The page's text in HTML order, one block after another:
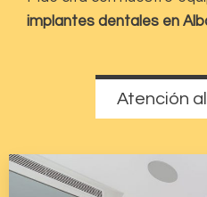
implantes dentales en
Atención